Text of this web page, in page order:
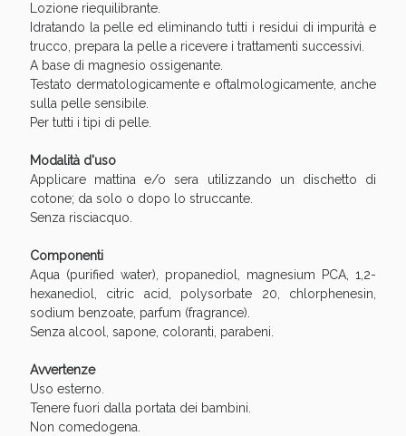
Lozione riequilibrante.
Idratando la pelle ed eliminando tutti i residui di impurità e
trucco, prepara la pelle a ricevere i trattamenti successivi.
A base di magnesio ossigenante.
Testato dermatologicamente e oftalmologicamente, anche
sulla pelle sensibile.
Per tutti i tipi di pelle.
Modalità d'uso
Applicare mattina e/o sera utilizzando un dischetto di
cotone; da solo o dopo lo struccante.
Senza risciacquo.
Componenti
Aqua (purified water), propanediol, magnesium PCA, 1,2-
hexanediol, citric acid, polysorbate 20, chlorphenesin,
sodium benzoate, parfum (fragrance).
Senza alcool, sapone, coloranti, parabeni.
Avvertenze
Uso esterno.
Tenere fuori dalla portata dei bambini.
Non comedogena.
Sconto fino al 55% disponibile oggi!